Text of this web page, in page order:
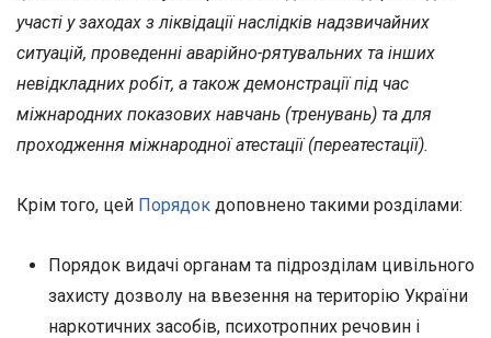
участі у заходах з ліквідації наслідків надзвичайних
ситуацій, проведенні аварійно-рятувальних та інших
невідкладних робіт, а також демонстрації під час
міжнародних показових навчань (тренувань) та для
проходження міжнародної атестації (переатестації).
Крім того, цей Порядок доповнено такими розділами:
Порядок видачі органам та підрозділам цивільного
захисту дозволу на ввезення на територію України
наркотичних засобів, психотропних речовин і